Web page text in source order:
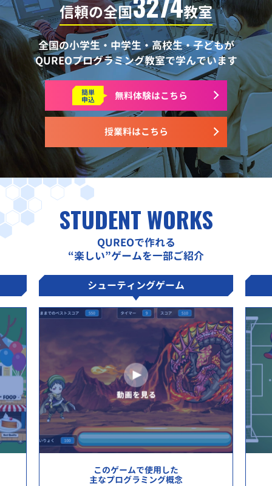
信頼の全国 教室
全国の小学生・中学生・高校生・子どもが
QUREOプログラミング教室で学んでいます
授業料はこちら
簡単
申込 無料体験はこちら
STUDENT WORKS
QUREOで作れる
“楽しい”ゲームを一部ご紹介
シューティングゲーム
このゲームで使用した
主なプログラミング概念